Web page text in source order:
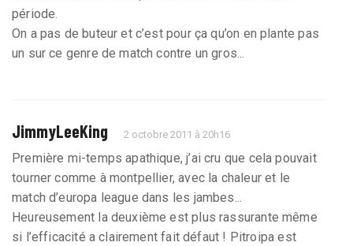
période.
On a pas de buteur et c’est pour ça qu’on en plante pas
un sur ce genre de match contre un gros...
JimmyLeeKing 2 octobre 2011 à 20h16
Première mi-temps apathique, j’ai cru que cela pouvait
tourner comme à montpellier, avec la chaleur et le
match d’europa league dans les jambes...
Heureusement la deuxième est plus rassurante même
si l’efficacité a clairement fait défaut ! Pitroipa est